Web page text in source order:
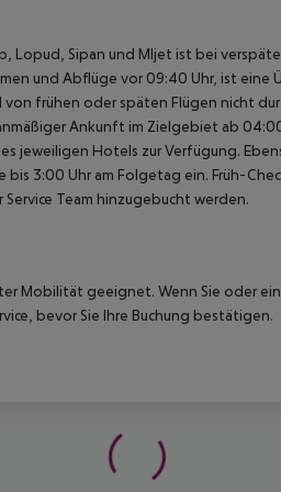
Lopud, Sipan und Mljet ist bei
und Abflüge vor 09:40 Uhr, ist
von frühen oder späten Flügen nicht
Ankunft im Zielgebiet ab
jeweiligen Hotels zur Verfügung.
bis 3:00 Uhr am Folgetag ein. Früh-
Team hinzugebucht werden.
Mobilität geeignet. Wenn Sie oder
bevor Sie Ihre Buchung bestätigen.